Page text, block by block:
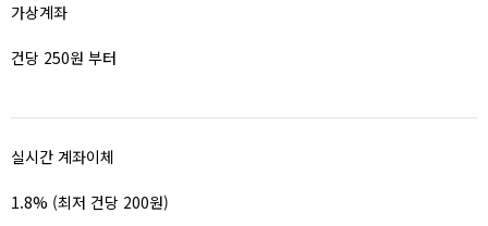
가상계좌
건당 250원 부터
실시간 계좌이체
1.8% (최저 건당 200원)